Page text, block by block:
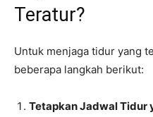
Teratur?
Untuk menjaga tidur yang
beberapa langkah berikut:
Tetapkan Jadwal Tidur